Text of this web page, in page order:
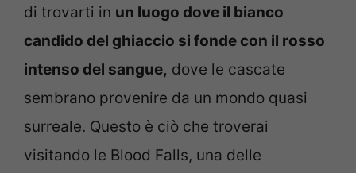
di trovarti in un luogo dove il bianco
candido del ghiaccio si fonde con il rosso
intenso del sangue, dove le cascate
sembrano provenire da un mondo quasi
surreale. Questo è ciò che troverai
visitando le Blood Falls, una delle